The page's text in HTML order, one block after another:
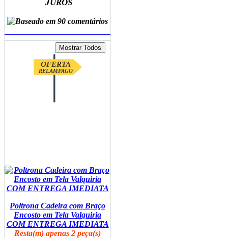
JUROS
OFERTA
RELAMPAGO
Poltrona Cadeira com Braço
Encosto em Tela Valquiria
COM ENTREGA IMEDIATA
Resta(m) apenas 2 peça(s)